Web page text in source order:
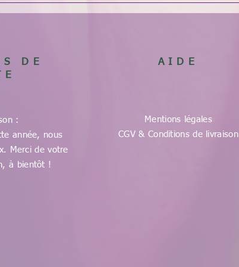
DE
AIDE
:
année, nous
Merci de votre
à bientôt !
Mentions légales
CGV & Conditions de livraison